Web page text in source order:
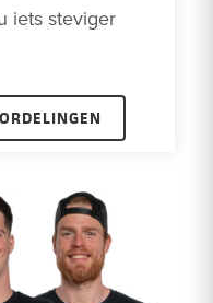
iets steviger